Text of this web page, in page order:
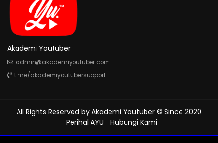
Akademi Youtuber
admin@akademiyoutuber.com
t.me/akademiyoutubersupport
All Rights Reserved by Akademi Youtuber © Since 2020
Perihal AYU
Hubungi Kami